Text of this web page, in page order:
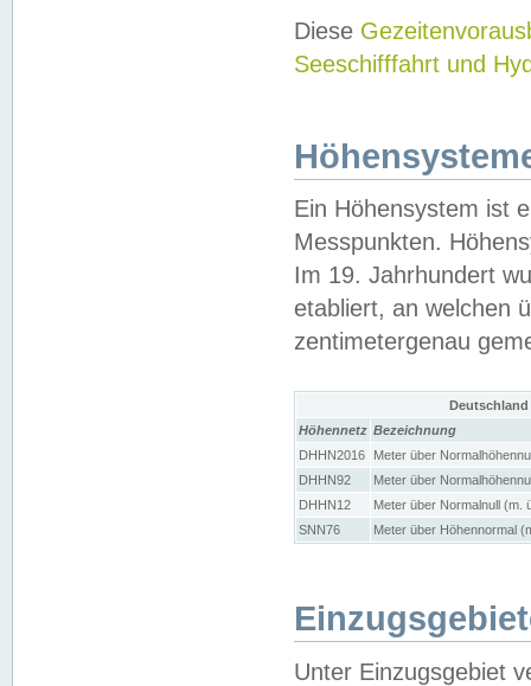
Diese
Seeschifffahrt und
Ein Höhensystem ist
Messpunkten.
Im 19. Jahrhundert
etabliert, an welchen
zentimetergenau
Höhennetz Bezeichnung
DHHN2016
Meter über
DHHN92
Meter über
DHHN12
Meter über Normalnull (m.
SNN76
Meter über Höhennormal
Unter Einzugsgebiet